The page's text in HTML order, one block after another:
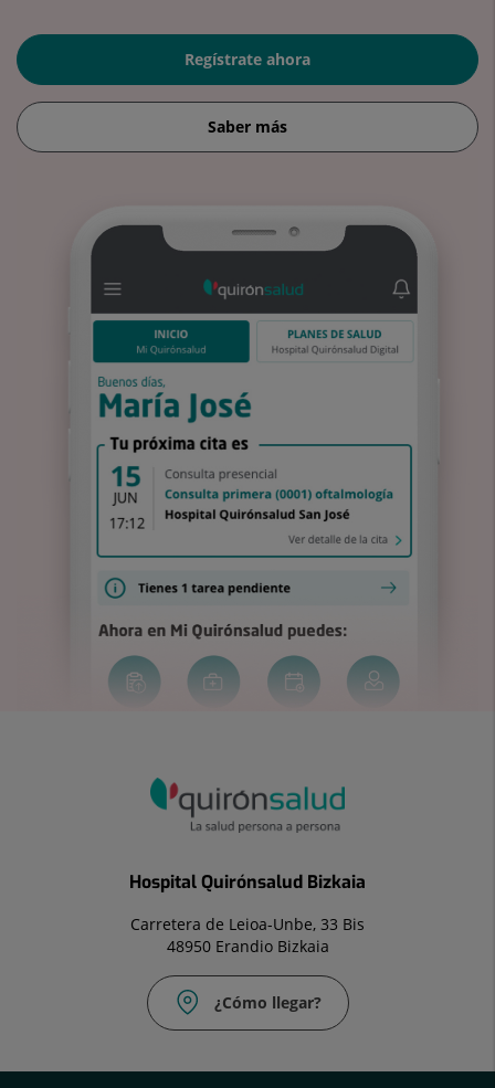
Regístrate ahora
Saber más
Hospital Quirónsalud Bizkaia
Carretera de Leioa-Unbe, 33 Bis
48950 Erandio Bizkaia
¿Cómo llegar?
944